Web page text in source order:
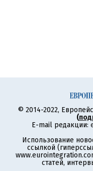
© 2014-2022,
(
E-mail редакции:
Использование
ссылкой
статей,